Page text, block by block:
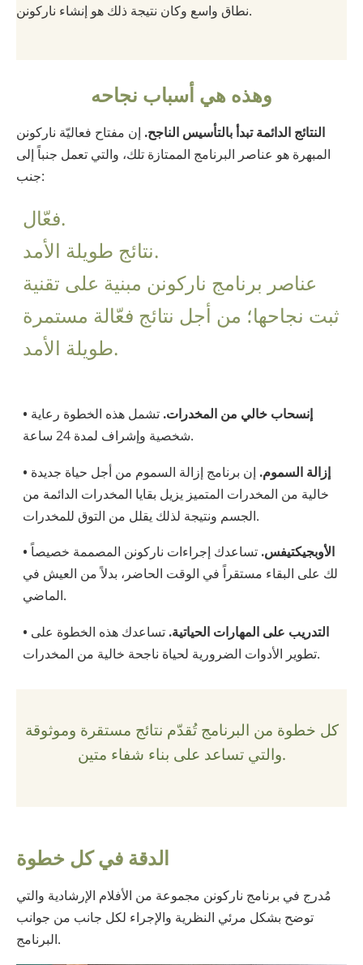
نطاق واسع وكان نتيجة ذلك هو إنشاء ناركونن.
وهذه هي أسباب نجاحه
النتائج الدائمة تبدأ بالتأسيس الناجح. إن مفتاح فعاليّة ناركونن
المبهرة هو عناصر البرنامج الممتازة تلك، والتي تعمل جنباً إلى
جنب:
فعّال.
نتائج طويلة الأمد.
عناصر برنامج ناركونن مبنية على تقنية
ثبت نجاحها؛ من أجل نتائج فعّالة مستمرة
طويلة الأمد.
• إنسحاب خالي من المخدرات. تشمل هذه الخطوة رعاية
شخصية وإشراف لمدة 24 ساعة.
• إزالة السموم. إن برنامج إزالة السموم من أجل حياة جديدة
خالية من المخدرات المتميز يزيل بقايا المخدرات الدائمة من
الجسم ونتيجة لذلك يقلل من التوق للمخدرات.
• الأوبجيكتيفس. تساعدك إجراءات ناركونن المصممة خصيصاً
لك على البقاء مستقراً في الوقت الحاضر، بدلاً من العيش في
الماضي.
• التدريب على المهارات الحياتية. تساعدك هذه الخطوة على
تطوير الأدوات الضرورية لحياة ناجحة خالية من المخدرات.
كل خطوة من البرنامج تُقدّم نتائج مستقرة وموثوقة
والتي تساعد على بناء شفاء متين.
الدقة في كل خطوة
مُدرج في برنامج ناركونن مجموعة من الأفلام الإرشادية والتي
توضح بشكل مرئي النظرية والإجراء لكل جانب من جوانب
البرنامج.